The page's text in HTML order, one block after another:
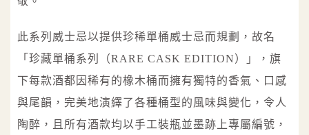
此系列威士忌以提供珍稀單桶威士忌而規劃，故名
「珍藏單桶系列（RARE CASK EDITION）」，旗
下每款酒都因稀有的橡木桶而擁有獨特的香氣、口感
與尾韻，完美地演繹了各種桶型的風味與變化，令人
陶醉，且所有酒款均以手工裝瓶並墨跡上專屬編號，